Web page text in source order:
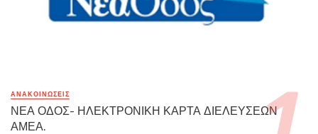
ΑΝΑΚΟΙΝΏΣΕΙΣ
ΝΕΑ ΟΔΟΣ- ΗΛΕΚΤΡΟΝΙΚΗ ΚΑΡΤΑ ΔΙΕΛΕΥΣΕΩΝ
ΑΜΕΑ.